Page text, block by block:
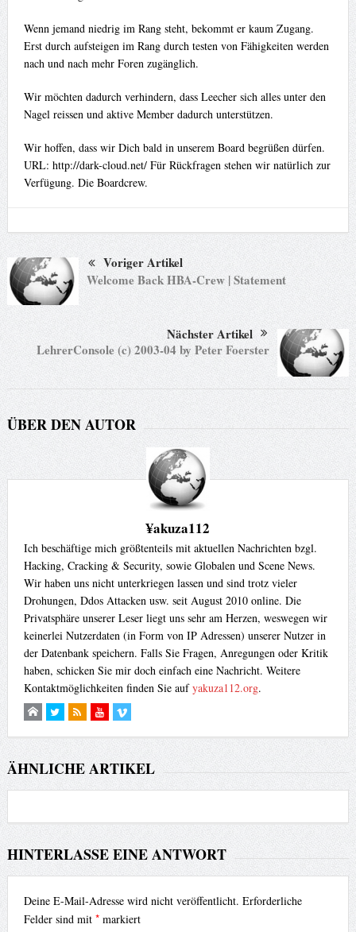
Wenn jemand niedrig im Rang steht, bekommt er kaum Zugang.
Erst durch aufsteigen im Rang durch testen von Fähigkeiten werden
nach und nach mehr Foren zugänglich.
Wir möchten dadurch verhindern, dass Leecher sich alles unter den
Nagel reissen und aktive Member dadurch unterstützen.
Wir hoffen, dass wir Dich bald in unserem Board begrüßen dürfen.
URL: http://dark-cloud.net/ Für Rückfragen stehen wir natürlich zur
Verfügung. Die Boardcrew.
Voriger Artikel
Welcome Back HBA-Crew | Statement
Nächster Artikel
LehrerConsole (c) 2003-04 by Peter Foerster
ÜBER DEN AUTOR
¥akuza112
Ich beschäftige mich größtenteils mit aktuellen Nachrichten bzgl.
Hacking, Cracking & Security, sowie Globalen und Scene News.
Wir haben uns nicht unterkriegen lassen und sind trotz vieler
Drohungen, Ddos Attacken usw. seit August 2010 online. Die
Privatsphäre unserer Leser liegt uns sehr am Herzen, weswegen wir
keinerlei Nutzerdaten (in Form von IP Adressen) unserer Nutzer in
der Datenbank speichern. Falls Sie Fragen, Anregungen oder Kritik
haben, schicken Sie mir doch einfach eine Nachricht. Weitere
Kontaktmöglichkeiten finden Sie aufyakuza112.org.
ÄHNLICHE ARTIKEL
HINTERLASSE EINE ANTWORT
Deine E-Mail-Adresse wird nicht veröffentlicht. Erforderliche
Felder sind mit *markiert